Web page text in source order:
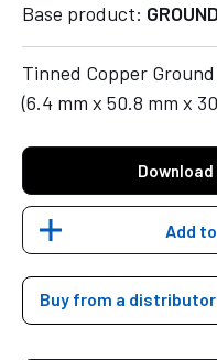
Base product:
Tinned Copper
(6.4 mm x 50.8 mm x
Add
Buy from a distributor